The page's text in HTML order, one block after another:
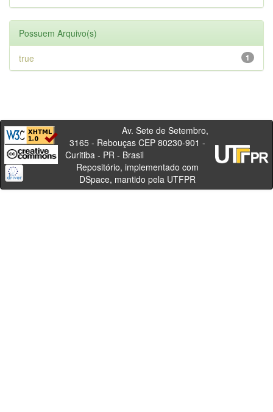
Possuem Arquivo(s)
1
true
Av. Sete de Setembro,
3165 - Rebouças CEP 80230-901 -
Curitiba - PR - Brasil
Repositório, implementado com
DSpace, mantido pela UTFPR